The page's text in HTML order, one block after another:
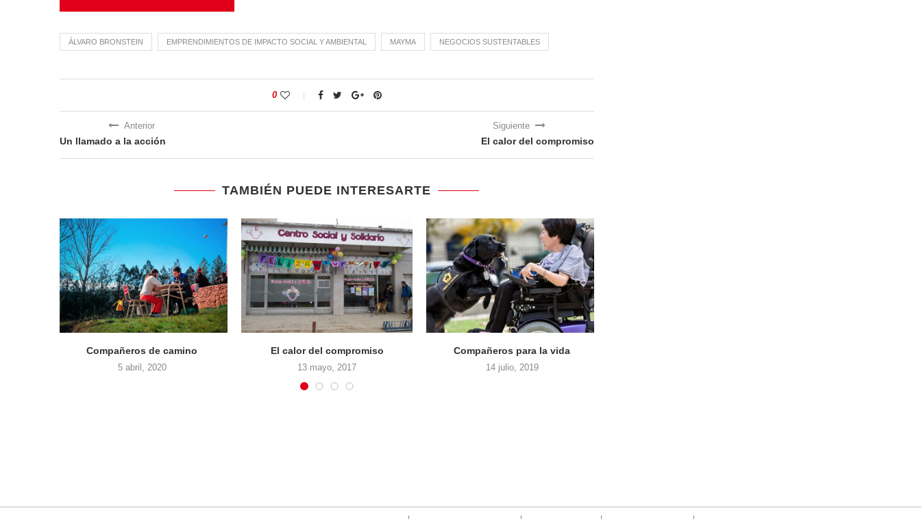
ÁLVARO BRONSTEIN EMPRENDIMIENTOS DE IMPACTO SOCIAL Y AMBIENTAL MAYMA NEGOCIOS SUSTENTABLES
0
Anterior
Un llamado a la acción
Siguiente
El calor del compromiso
TAMBIÉN PUEDE INTERESARTE
Compañeros de camino
5 abril, 2020
El calor del compromiso
13 mayo, 2017
Compañeros para la vida
14 julio, 2019